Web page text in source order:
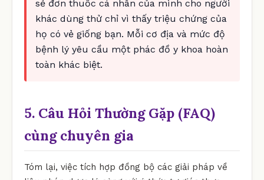
sẻ đơn thuốc cá nhân của mình cho người
khác dùng thử chỉ vì thấy triệu chứng của
họ có vẻ giống bạn. Mỗi cơ địa và mức độ
bệnh lý yêu cầu một phác đồ y khoa hoàn
toàn khác biệt.
5. Câu Hỏi Thường Gặp (FAQ)
cùng chuyên gia
Tóm lại, việc tích hợp đồng bộ các giải pháp về